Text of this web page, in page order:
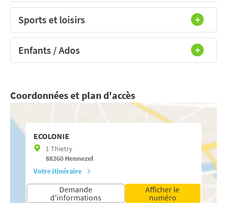
Sports et loisirs
Enfants / Ados
Coordonnées et plan d'accès
ECOLONIE
1 Thietry
88260 Hennezel
Votre itinéraire
Demande
d'informations
Afficher le
numéro